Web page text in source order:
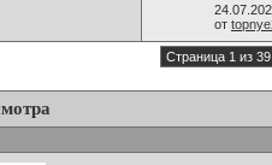
от
Страница 1 из 39